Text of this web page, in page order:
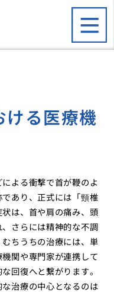
ける医療機
よる衝撃で首が鞭のよ
あり、正式には「頸椎
は、首や肩の痛み、頭
さらには精神的な不調
ちうちの治療には、単
関や専門家が連携して
回復へと繋がります。
治療の中心となるのは